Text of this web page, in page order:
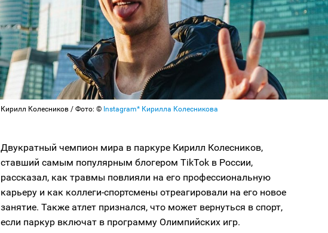
Кирилл Колесников / Фото: © Instagram* Кирилла Колесникова
Двукратный чемпион мира в паркуре Кирилл Колесников,
ставший самым популярным блогером TikTok в России,
рассказал, как травмы повлияли на его профессиональную
карьеру и как коллеги-спортсмены отреагировали на его новое
занятие. Также атлет признался, что может вернуться в спорт,
если паркур включат в программу Олимпийских игр.